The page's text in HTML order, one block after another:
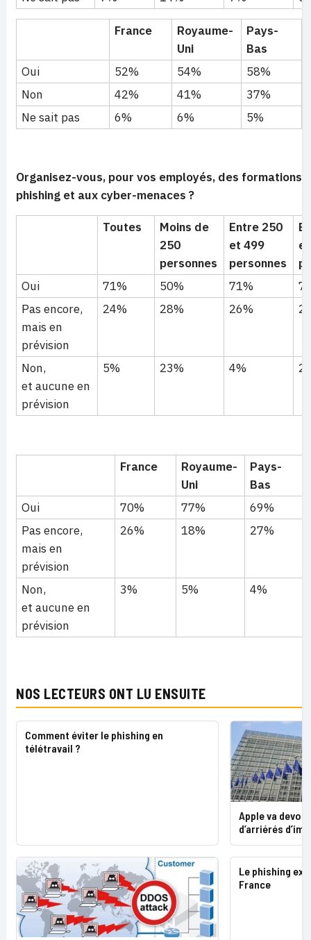
France
Royaume-
Uni
Pays-
Bas
Oui 52% 54% 58%
Non
42% 41% 37%
Ne sait pas
6% 6% 5%
Organisez-vous, pour vos employés, des formations
phishing et aux cyber-menaces ?
Toutes
Moins de
250
personnes
Entre 250
et 499
personnes
Oui
71% 50% 71%
Pas encore,
mais en
prévision
24% 28% 26%
Non,
et aucune en
prévision
5% 23% 4%
France
Royaume-
Uni
Pays-
Bas
Oui 70% 77% 69%
Pas encore,
mais en
prévision
26% 18% 27%
Non,
et aucune en
prévision
3% 5% 4%
NOS LECTEURS ONT LU ENSUITE
Comment éviter le phishing en
télétravail ?
Apple va
d’arriérés
Le phishing
France